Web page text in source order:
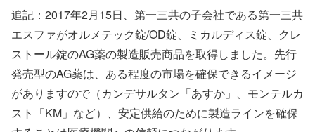
追記：2017年2月15日、第一三共の子会社である第一三共
エスファがオルメテック錠/OD錠、ミカルディス錠、クレ
ストール錠のAG薬の製造販売商品を取得しました。先行
発売型のAG薬は、ある程度の市場を確保できるイメージ
がありますので（カンデサルタン「あすか」、モンテルカ
スト「KM」など）、安定供給のために製造ラインを確保